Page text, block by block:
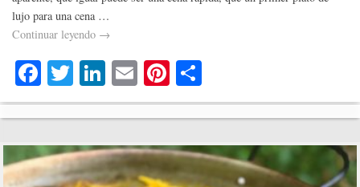
lujo para una cena …
Continuar leyendo →
Fa
ce
bo
ok
T
wi
tte
r
Li
nk
ed
In
E
m
ail
Pi
nt
er
es
t
o
m
pa
rti